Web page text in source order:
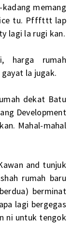
memang
tu. Pfffttt lap
lagi la rugi kan.
harga rumah
la jugak.
dekat Batu
Development
Mahal-mahal
and tunjuk
rumah baru
berminat
lagi bergegas
ni untuk tengok